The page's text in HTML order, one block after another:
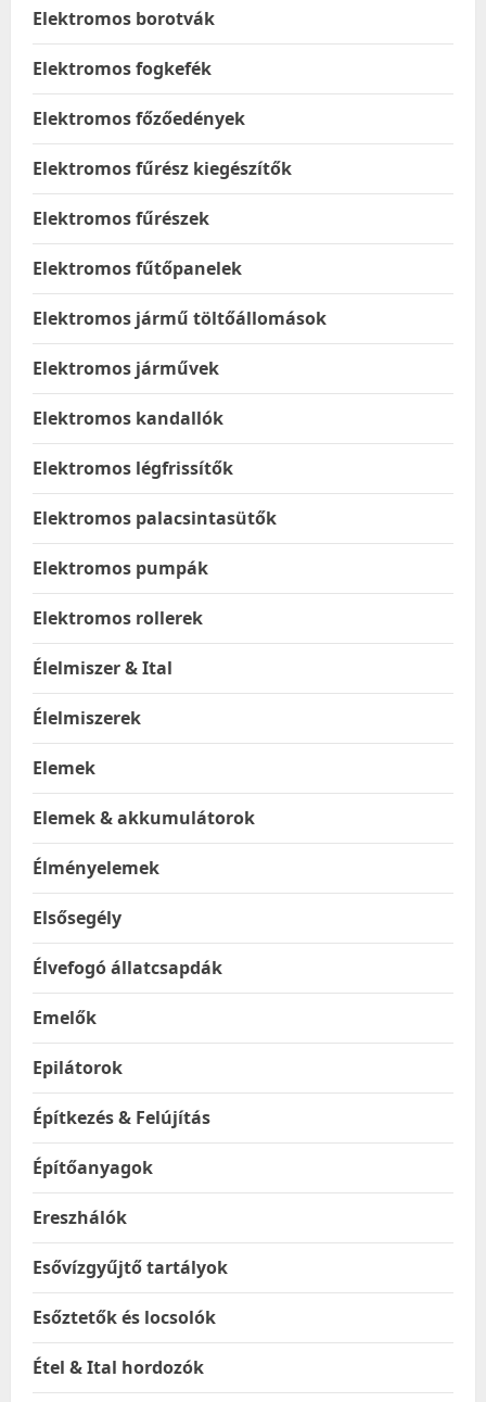
Elektromos borotvák
Elektromos fogkefék
Elektromos főzőedények
Elektromos fűrész kiegészítők
Elektromos fűrészek
Elektromos fűtőpanelek
Elektromos jármű töltőállomások
Elektromos járművek
Elektromos kandallók
Elektromos légfrissítők
Elektromos palacsintasütők
Elektromos pumpák
Elektromos rollerek
Élelmiszer & Ital
Élelmiszerek
Elemek
Elemek & akkumulátorok
Élményelemek
Elsősegély
Élvefogó állatcsapdák
Emelők
Epilátorok
Építkezés & Felújítás
Építőanyagok
Ereszhálók
Esővízgyűjtő tartályok
Esőztetők és locsolók
Étel & Ital hordozók